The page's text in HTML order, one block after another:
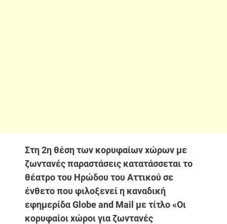
Στη 2η θέση των κορυφαίων χώρων με
ζωντανές παραστάσεις κατατάσσεται το
θέατρο του Ηρώδου του Αττικού σε
ένθετο που φιλοξενεί η καναδική
εφημερίδα Globe and Mail με τίτλο «Οι
κορυφαίοι χώροι για ζωντανές